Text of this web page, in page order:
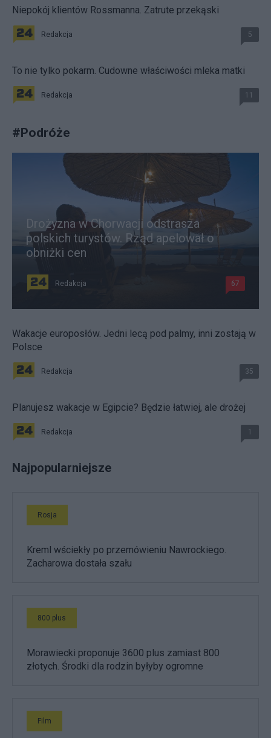
Niepokój klientów Rossmanna. Zatrute przekąski
Redakcja 5
To nie tylko pokarm. Cudowne właściwości mleka matki
Redakcja 11
#Podróże
Drożyzna w Chorwacji odstrasza
polskich turystów. Rząd apelował o
obniżki cen
Redakcja 67
Wakacje europosłów. Jedni lecą pod palmy, inni zostają w
Polsce
Redakcja 35
Planujesz wakacje w Egipcie? Będzie łatwiej, ale drożej
Redakcja 1
Najpopularniejsze
Rosja
Kreml wściekły po przemówieniu Nawrockiego.
Zacharowa dostała szału
800 plus
Morawiecki proponuje 3600 plus zamiast 800
złotych. Środki dla rodzin byłyby ogromne
Film